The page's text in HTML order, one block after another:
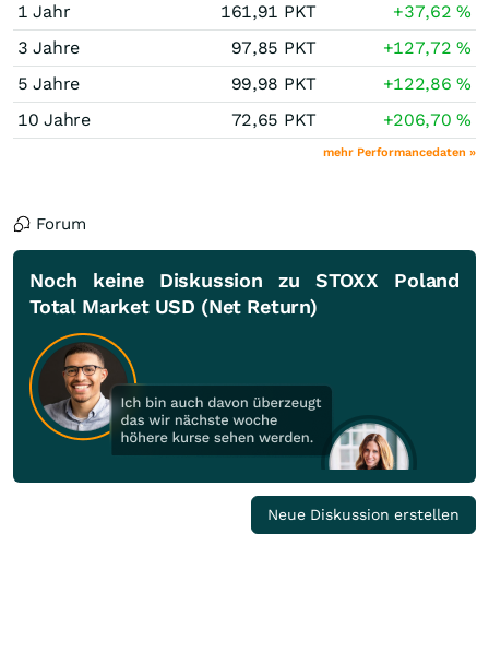
1 Jahr
161,91 PKT +37,62%
3 Jahre
97,85 PKT +127,72%
5 Jahre
99,98 PKT +122,86%
10 Jahre
72,65 PKT +206,70%
mehr Performancedaten »
Forum
Noch keine Diskussion zu STOXX Poland
Total Market USD (Net Return)
Neue Diskussion erstellen